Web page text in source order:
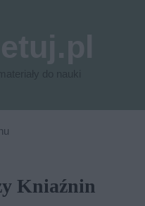
Kniaźnin